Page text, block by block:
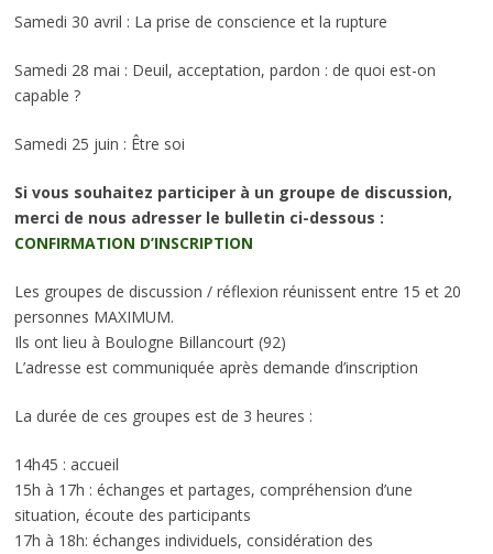
Samedi 30 avril : La prise de conscience et la rupture
Samedi 28 mai : Deuil, acceptation, pardon : de quoi est-on
capable ?
Samedi 25 juin : Être soi
Si vous souhaitez participer à un groupe de discussion,
merci de nous adresser le bulletin ci-dessous :
CONFIRMATION D’INSCRIPTION
Les groupes de discussion / réflexion réunissent entre 15 et 20
personnes MAXIMUM.
Ils ont lieu à Boulogne Billancourt (92)
L’adresse est communiquée après demande d’inscription
La durée de ces groupes est de 3 heures :
14h45 : accueil
15h à 17h : échanges et partages, compréhension d’une
situation, écoute des participants
17h à 18h: échanges individuels, considération des